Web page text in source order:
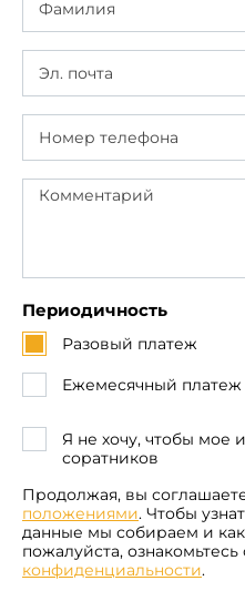
Периодичность
Разовый платеж
Ежемесячный платеж
Я не хочу, чтобы мое
соратников
Продолжая, вы
положениями. Чтобы
данные мы собираем и
пожалуйста,
конфиденциальности.